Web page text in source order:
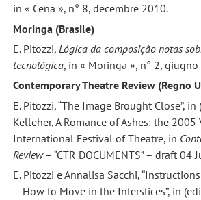
in « Cena », n° 8, decembre 2010.
Moringa (Brasile)
E. Pitozzi, Lógica da composição notas
tecnológica, in « Moringa », n° 2,
Contemporary Theatre Review (Regno
E. Pitozzi, “The Image Brought Close”, in
Kelleher, A Romance of Ashes: the 2005
International Festival of Theatre, in
Review– “CTR DOCUMENTS” – draft 04
E. Pitozzi e Annalisa Sacchi,
– How to Move in the Interstices”, in